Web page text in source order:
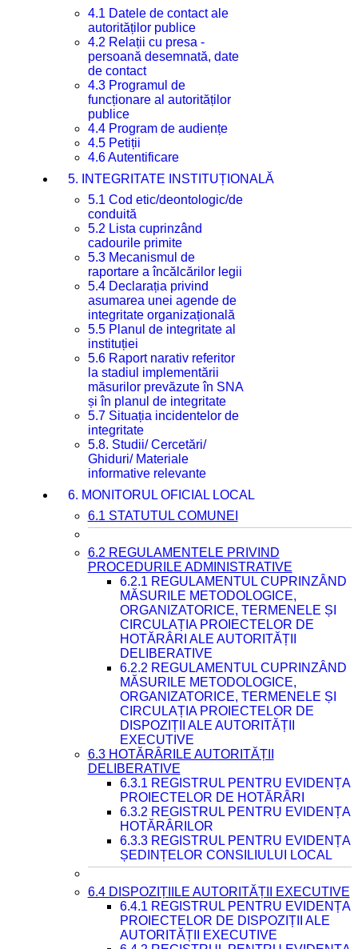
4.1 Datele de contact ale
autorităților publice
4.2 Relații cu presa -
persoană desemnată, date
de contact
4.3 Programul de
funcționare al autorităților
publice
4.4 Program de audiențe
4.5 Petiții
4.6 Autentificare
5. INTEGRITATE INSTITUȚIONALĂ
5.1 Cod etic/deontologic/de
conduită
5.2 Lista cuprinzând
cadourile primite
5.3 Mecanismul de
raportare a încălcărilor legii
5.4 Declarația privind
asumarea unei agende de
integritate organizațională
5.5 Planul de integritate al
instituției
5.6 Raport narativ referitor
la stadiul implementării
măsurilor prevăzute în SNA
și în planul de integritate
5.7 Situația incidentelor de
integritate
5.8. Studii/ Cercetări/
Ghiduri/ Materiale
informative relevante
6. MONITORUL OFICIAL LOCAL
6.1 STATUTUL COMUNEI
6.2 REGULAMENTELE PRIVIND
PROCEDURILE ADMINISTRATIVE
6.2.1 REGULAMENTUL CUPRINZÂND
MĂSURILE METODOLOGICE,
ORGANIZATORICE, TERMENELE ȘI
CIRCULAȚIA PROIECTELOR DE
HOTĂRÂRI ALE AUTORITĂȚII
DELIBERATIVE
6.2.2 REGULAMENTUL CUPRINZÂND
MĂSURILE METODOLOGICE,
ORGANIZATORICE, TERMENELE ȘI
CIRCULAȚIA PROIECTELOR DE
DISPOZIȚII ALE AUTORITĂȚII
EXECUTIVE
6.3 HOTĂRÂRILE AUTORITĂȚII
DELIBERATIVE
6.3.1 REGISTRUL PENTRU EVIDENȚA
PROIECTELOR DE HOTĂRÂRI
6.3.2 REGISTRUL PENTRU EVIDENȚA
HOTĂRÂRILOR
6.3.3 REGISTRUL PENTRU EVIDENȚA
ȘEDINȚELOR CONSILIULUI LOCAL
6.4 DISPOZIȚIILE AUTORITĂȚII EXECUTIVE
6.4.1 REGISTRUL PENTRU EVIDENȚA
PROIECTELOR DE DISPOZIȚII ALE
AUTORITĂȚII EXECUTIVE